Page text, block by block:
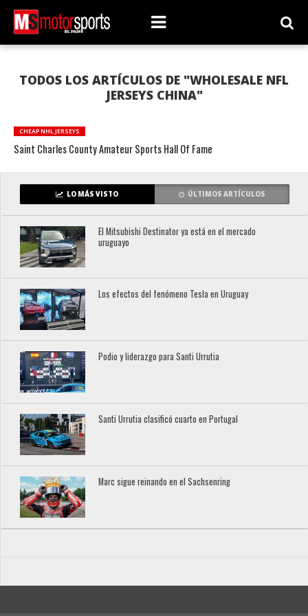
TODOS LOS ARTÍCULOS DE "WHOLESALE NFL
JERSEYS CHINA"
CHEAP NHL JERSEYS
Saint Charles County Amateur Sports Hall Of Fame
LO MÁS VISTO ÚLTIMOS ARTÍCULOS
El Mitsubishi Destinator ya está en el mercado
uruguayo
Los efectos del fenómeno Tesla en Uruguay
Podio y liderazgo para Santi Urrutia
Santi Urrutia clasificó cuarto en Portugal
Marc sigue reinando en el Sachsenring